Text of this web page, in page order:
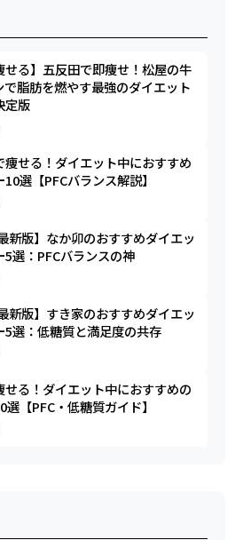
せる】五反田で即痩せ！松屋の牛
で脂肪を燃やす最強のダイエット
定版
痩せる！ダイエット中におすすめ
選【PFCバランス解説】
新版】なか卯のおすすめダイエッ
5選：PFCバランスの神
新版】すき家のおすすめダイエッ
5選：低糖質と満足度の共存
せる！ダイエット中におすすめの
選【PFC・低糖質ガイド】